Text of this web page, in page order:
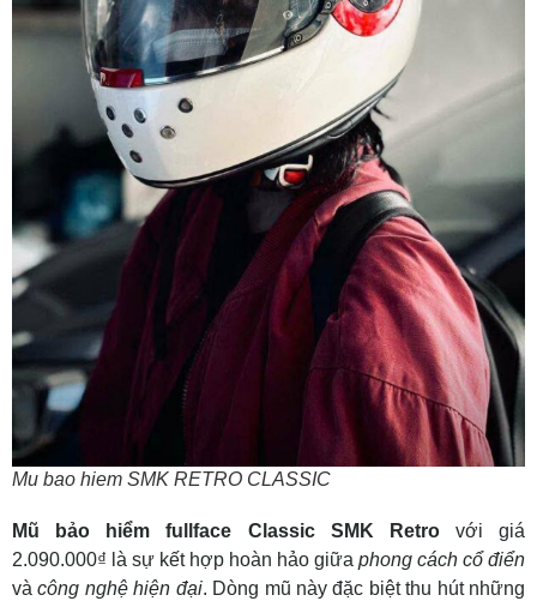
Mu bao hiem SMK RETRO CLASSIC
Mũ bảo hiểm fullface Classic SMK Retrovới giá
2.090.000₫ là sự kết hợp hoàn hảo giữa phong cách cổ điển
vàcông nghệ hiện đại. Dòng mũ này đặc biệt thu hút những